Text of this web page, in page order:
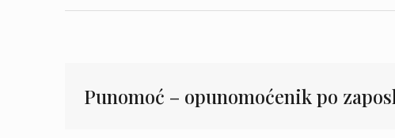
Punomoć – opunomoćenik po